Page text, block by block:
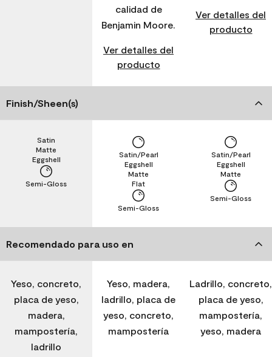
calidad de
Benjamin Moore.
Ver detalles del
producto
Ver detalles del
producto
Finish/Sheen(s)
Semi-Gloss
Eggshell
Matte
Satin
Semi-Gloss
Flat
Matte
Eggshell
Satin/Pearl
Semi-Gloss
Matte
Eggshell
Satin/Pearl
Recomendado para uso en
Yeso, concreto,
placa de yeso,
madera,
mampostería,
ladrillo
Yeso, madera,
ladrillo, placa de
yeso, concreto,
mampostería
Ladrillo, concreto,
placa de yeso,
mampostería,
yeso, madera